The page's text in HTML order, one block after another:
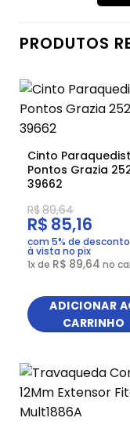
PRODUTOS
Cinto
Pontos Grazia
39662
1x de R$ 89,64 no
R$89,64
R$ 85,16
com 5% de desconto
à vista no pix
ADICIONAR
CARRINHO